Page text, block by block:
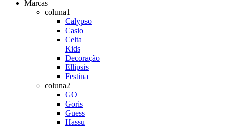
Marcas
coluna1
Calypso
Casio
Celta
Kids
Decoração
Ellipsis
Festina
coluna2
GO
Goris
Guess
Hassu